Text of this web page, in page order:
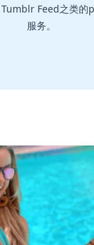
Feed之类的
服务。